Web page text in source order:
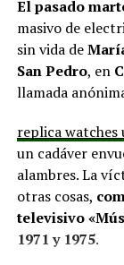
que hasta la
si se
estos son
hace tiempo y
En la comuna
Yáñezindicó
a los municipios
que durante el
reconoció una
El pasado
masivo de
sin vida de
San Pedro, en
llamada
replica watches
un cadáver
alambres. La
otras cosas,
televisivo
1971 y 1975.